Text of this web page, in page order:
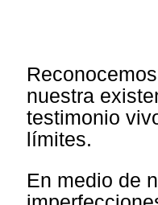
nuestra
testimonio
límites.
En medio de